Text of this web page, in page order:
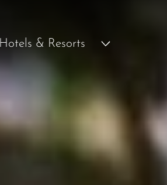
Hotels & Resorts